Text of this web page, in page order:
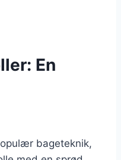
En
bageteknik,